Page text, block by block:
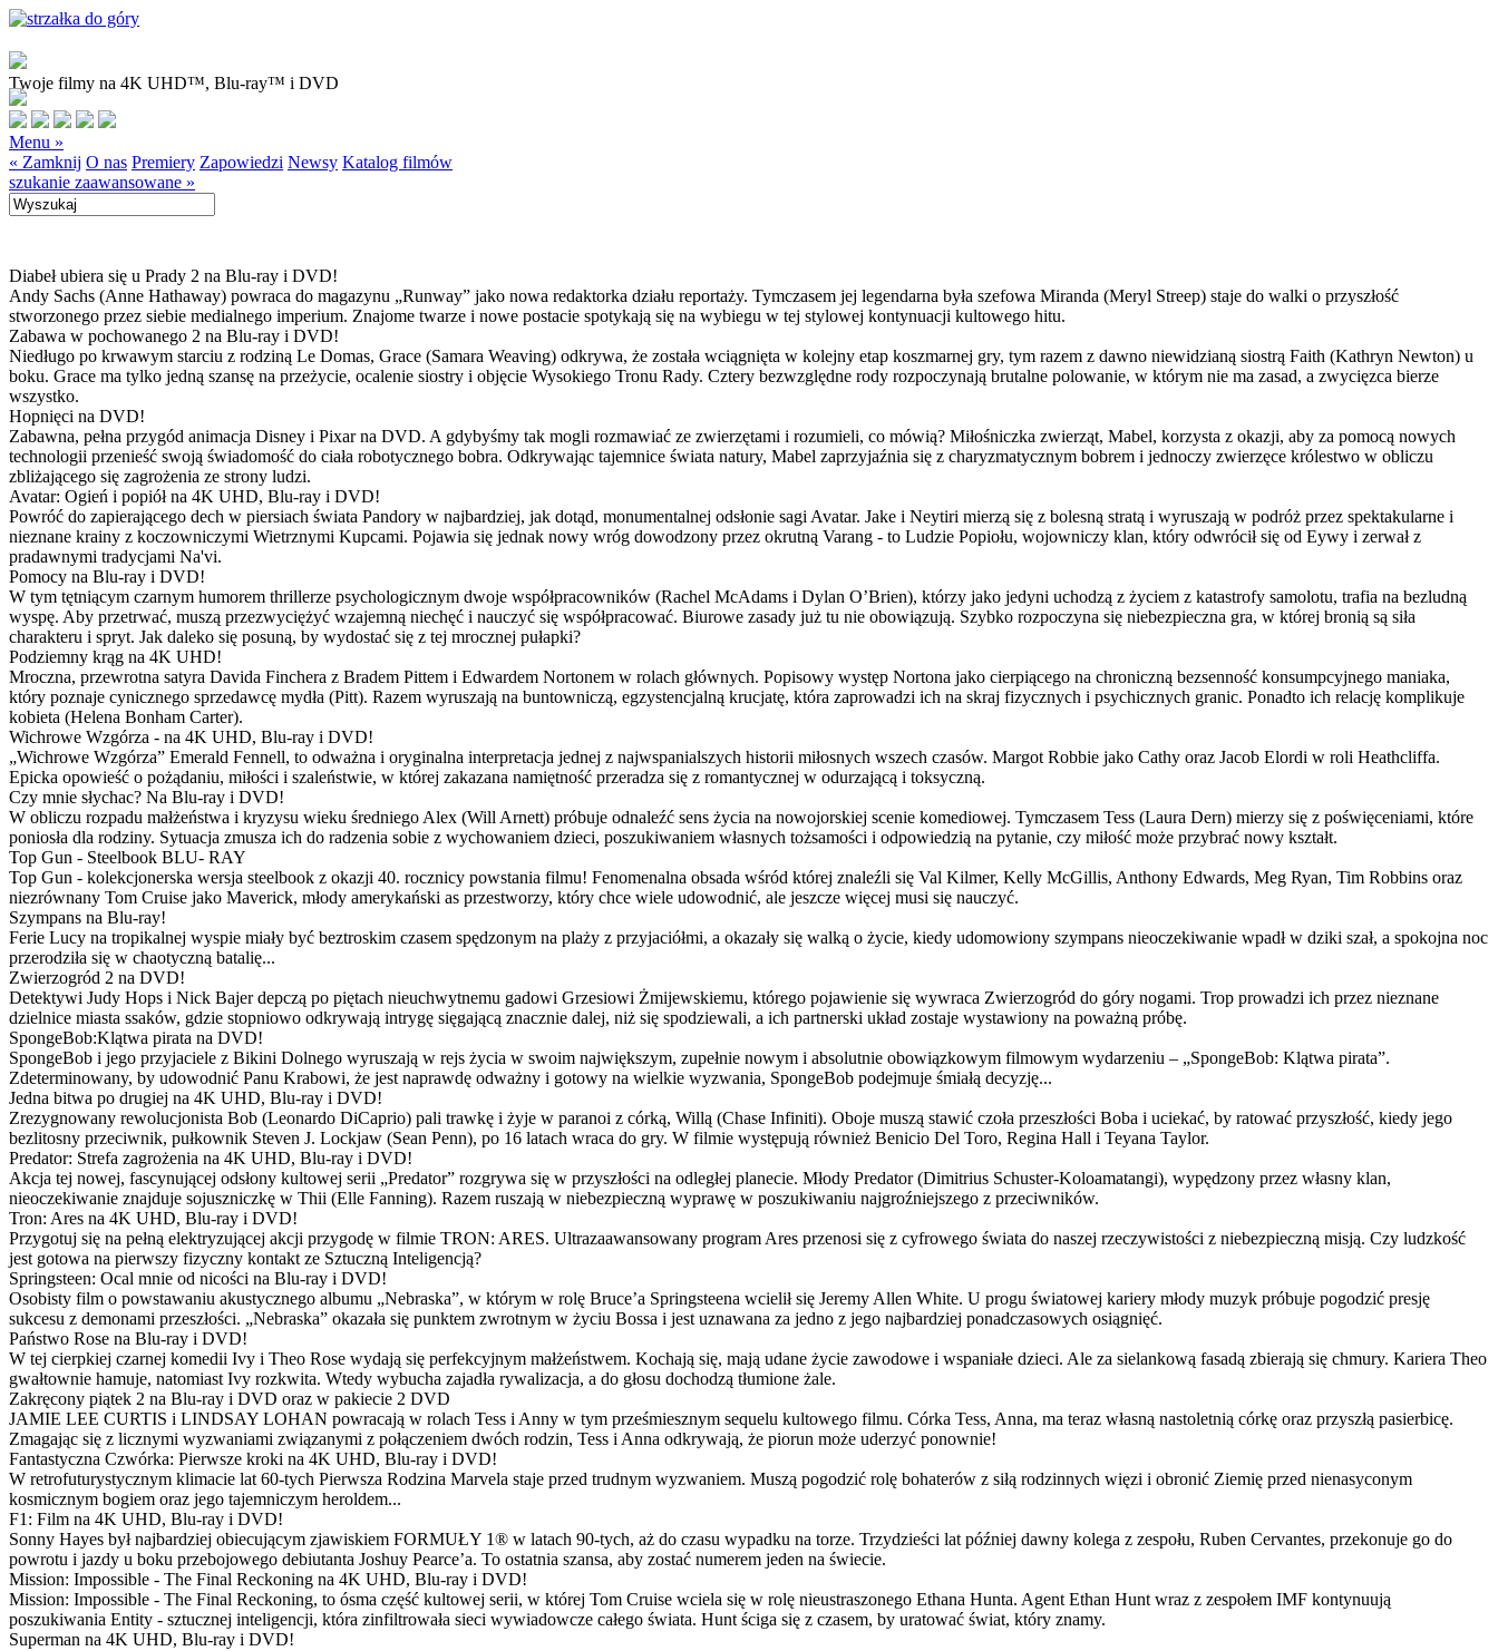
Twoje filmy na 4K UHD™, Blu-ray™ i DVD
Menu »
« Zamknij O nas Premiery Zapowiedzi Newsy Katalog filmów
szukanie zaawansowane »
Diabeł ubiera się u Prady 2 na Blu-ray i DVD!
Andy Sachs (Anne Hathaway) powraca do magazynu „Runway” jako nowa redaktorka działu reportaży. Tymczasem jej legendarna była szefowa Miranda (Meryl Streep) staje do walki o przyszłość
stworzonego przez siebie medialnego imperium. Znajome twarze i nowe postacie spotykają się na wybiegu w tej stylowej kontynuacji kultowego hitu.
Zabawa w pochowanego 2 na Blu-ray i DVD!
Niedługo po krwawym starciu z rodziną Le Domas, Grace (Samara Weaving) odkrywa, że została wciągnięta w kolejny etap koszmarnej gry, tym razem z dawno niewidzianą siostrą Faith (Kathryn Newton) u
boku. Grace ma tylko jedną szansę na przeżycie, ocalenie siostry i objęcie Wysokiego Tronu Rady. Cztery bezwzględne rody rozpoczynają brutalne polowanie, w którym nie ma zasad, a zwycięzca bierze
wszystko.
Hopnięci na DVD!
Zabawna, pełna przygód animacja Disney i Pixar na DVD. A gdybyśmy tak mogli rozmawiać ze zwierzętami i rozumieli, co mówią? Miłośniczka zwierząt, Mabel, korzysta z okazji, aby za pomocą nowych
technologii przenieść swoją świadomość do ciała robotycznego bobra. Odkrywając tajemnice świata natury, Mabel zaprzyjaźnia się z charyzmatycznym bobrem i jednoczy zwierzęce królestwo w obliczu
zbliżającego się zagrożenia ze strony ludzi.
Avatar: Ogień i popiół na 4K UHD, Blu-ray i DVD!
Powróć do zapierającego dech w piersiach świata Pandory w najbardziej, jak dotąd, monumentalnej odsłonie sagi Avatar. Jake i Neytiri mierzą się z bolesną stratą i wyruszają w podróż przez spektakularne i
nieznane krainy z koczowniczymi Wietrznymi Kupcami. Pojawia się jednak nowy wróg dowodzony przez okrutną Varang - to Ludzie Popiołu, wojowniczy klan, który odwrócił się od Eywy i zerwał z
pradawnymi tradycjami Na'vi.
Pomocy na Blu-ray i DVD!
W tym tętniącym czarnym humorem thrillerze psychologicznym dwoje współpracowników (Rachel McAdams i Dylan O’Brien), którzy jako jedyni uchodzą z życiem z katastrofy samolotu, trafia na bezludną
wyspę. Aby przetrwać, muszą przezwyciężyć wzajemną niechęć i nauczyć się współpracować. Biurowe zasady już tu nie obowiązują. Szybko rozpoczyna się niebezpieczna gra, w której bronią są siła
charakteru i spryt. Jak daleko się posuną, by wydostać się z tej mrocznej pułapki?
Podziemny krąg na 4K UHD!
Mroczna, przewrotna satyra Davida Finchera z Bradem Pittem i Edwardem Nortonem w rolach głównych. Popisowy występ Nortona jako cierpiącego na chroniczną bezsenność konsumpcyjnego maniaka,
który poznaje cynicznego sprzedawcę mydła (Pitt). Razem wyruszają na buntowniczą, egzystencjalną krucjatę, która zaprowadzi ich na skraj fizycznych i psychicznych granic. Ponadto ich relację komplikuje
kobieta (Helena Bonham Carter).
Wichrowe Wzgórza - na 4K UHD, Blu-ray i DVD!
„Wichrowe Wzgórza” Emerald Fennell, to odważna i oryginalna interpretacja jednej z najwspanialszych historii miłosnych wszech czasów. Margot Robbie jako Cathy oraz Jacob Elordi w roli Heathcliffa.
Epicka opowieść o pożądaniu, miłości i szaleństwie, w której zakazana namiętność przeradza się z romantycznej w odurzającą i toksyczną.
Czy mnie słychac? Na Blu-ray i DVD!
W obliczu rozpadu małżeństwa i kryzysu wieku średniego Alex (Will Arnett) próbuje odnaleźć sens życia na nowojorskiej scenie komediowej. Tymczasem Tess (Laura Dern) mierzy się z poświęceniami, które
poniosła dla rodziny. Sytuacja zmusza ich do radzenia sobie z wychowaniem dzieci, poszukiwaniem własnych tożsamości i odpowiedzią na pytanie, czy miłość może przybrać nowy kształt.
Top Gun - Steelbook BLU- RAY
Top Gun - kolekcjonerska wersja steelbook z okazji 40. rocznicy powstania filmu! Fenomenalna obsada wśród której znaleźli się Val Kilmer, Kelly McGillis, Anthony Edwards, Meg Ryan, Tim Robbins oraz
niezrównany Tom Cruise jako Maverick, młody amerykański as przestworzy, który chce wiele udowodnić, ale jeszcze więcej musi się nauczyć.
Szympans na Blu-ray!
Ferie Lucy na tropikalnej wyspie miały być beztroskim czasem spędzonym na plaży z przyjaciółmi, a okazały się walką o życie, kiedy udomowiony szympans nieoczekiwanie wpadł w dziki szał, a spokojna noc
przerodziła się w chaotyczną batalię...
Zwierzogród 2 na DVD!
Detektywi Judy Hops i Nick Bajer depczą po piętach nieuchwytnemu gadowi Grzesiowi Żmijewskiemu, którego pojawienie się wywraca Zwierzogród do góry nogami. Trop prowadzi ich przez nieznane
dzielnice miasta ssaków, gdzie stopniowo odkrywają intrygę sięgającą znacznie dalej, niż się spodziewali, a ich partnerski układ zostaje wystawiony na poważną próbę.
SpongeBob:Klątwa pirata na DVD!
SpongeBob i jego przyjaciele z Bikini Dolnego wyruszają w rejs życia w swoim największym, zupełnie nowym i absolutnie obowiązkowym filmowym wydarzeniu – „SpongeBob: Klątwa pirata”.
Zdeterminowany, by udowodnić Panu Krabowi, że jest naprawdę odważny i gotowy na wielkie wyzwania, SpongeBob podejmuje śmiałą decyzję...
Jedna bitwa po drugiej na 4K UHD, Blu-ray i DVD!
Zrezygnowany rewolucjonista Bob (Leonardo DiCaprio) pali trawkę i żyje w paranoi z córką, Willą (Chase Infiniti). Oboje muszą stawić czoła przeszłości Boba i uciekać, by ratować przyszłość, kiedy jego
bezlitosny przeciwnik, pułkownik Steven J. Lockjaw (Sean Penn), po 16 latach wraca do gry. W filmie występują również Benicio Del Toro, Regina Hall i Teyana Taylor.
Predator: Strefa zagrożenia na 4K UHD, Blu-ray i DVD!
Akcja tej nowej, fascynującej odsłony kultowej serii „Predator” rozgrywa się w przyszłości na odległej planecie. Młody Predator (Dimitrius Schuster-Koloamatangi), wypędzony przez własny klan,
nieoczekiwanie znajduje sojuszniczkę w Thii (Elle Fanning). Razem ruszają w niebezpieczną wyprawę w poszukiwaniu najgroźniejszego z przeciwników.
Tron: Ares na 4K UHD, Blu-ray i DVD!
Przygotuj się na pełną elektryzującej akcji przygodę w filmie TRON: ARES. Ultrazaawansowany program Ares przenosi się z cyfrowego świata do naszej rzeczywistości z niebezpieczną misją. Czy ludzkość
jest gotowa na pierwszy fizyczny kontakt ze Sztuczną Inteligencją?
Springsteen: Ocal mnie od nicości na Blu-ray i DVD!
Osobisty film o powstawaniu akustycznego albumu „Nebraska”, w którym w rolę Bruce’a Springsteena wcielił się Jeremy Allen White. U progu światowej kariery młody muzyk próbuje pogodzić presję
sukcesu z demonami przeszłości. „Nebraska” okazała się punktem zwrotnym w życiu Bossa i jest uznawana za jedno z jego najbardziej ponadczasowych osiągnięć.
Państwo Rose na Blu-ray i DVD!
W tej cierpkiej czarnej komedii Ivy i Theo Rose wydają się perfekcyjnym małżeństwem. Kochają się, mają udane życie zawodowe i wspaniałe dzieci. Ale za sielankową fasadą zbierają się chmury. Kariera Theo
gwałtownie hamuje, natomiast Ivy rozkwita. Wtedy wybucha zajadła rywalizacja, a do głosu dochodzą tłumione żale.
Zakręcony piątek 2 na Blu-ray i DVD oraz w pakiecie 2 DVD
JAMIE LEE CURTIS i LINDSAY LOHAN powracają w rolach Tess i Anny w tym prześmiesznym sequelu kultowego filmu. Córka Tess, Anna, ma teraz własną nastoletnią córkę oraz przyszłą pasierbicę.
Zmagając się z licznymi wyzwaniami związanymi z połączeniem dwóch rodzin, Tess i Anna odkrywają, że piorun może uderzyć ponownie!
Fantastyczna Czwórka: Pierwsze kroki na 4K UHD, Blu-ray i DVD!
W retrofuturystycznym klimacie lat 60-tych Pierwsza Rodzina Marvela staje przed trudnym wyzwaniem. Muszą pogodzić rolę bohaterów z siłą rodzinnych więzi i obronić Ziemię przed nienasyconym
kosmicznym bogiem oraz jego tajemniczym heroldem...
F1: Film na 4K UHD, Blu-ray i DVD!
Sonny Hayes był najbardziej obiecującym zjawiskiem FORMUŁY 1® w latach 90-tych, aż do czasu wypadku na torze. Trzydzieści lat później dawny kolega z zespołu, Ruben Cervantes, przekonuje go do
powrotu i jazdy u boku przebojowego debiutanta Joshuy Pearce’a. To ostatnia szansa, aby zostać numerem jeden na świecie.
Mission: Impossible - The Final Reckoning na 4K UHD, Blu-ray i DVD!
Mission: Impossible - The Final Reckoning, to ósma część kultowej serii, w której Tom Cruise wciela się w rolę nieustraszonego Ethana Hunta. Agent Ethan Hunt wraz z zespołem IMF kontynuują
poszukiwania Entity - sztucznej inteligencji, która zinfiltrowała sieci wywiadowcze całego świata. Hunt ściga się z czasem, by uratować świat, który znamy.
Superman na 4K UHD, Blu-ray i DVD!